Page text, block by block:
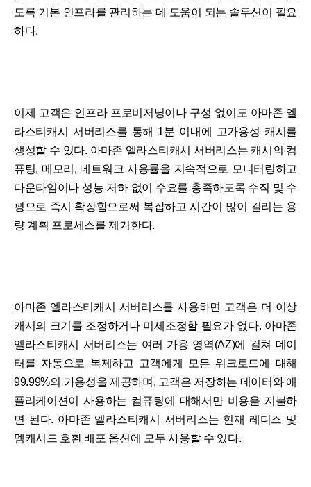
도록 기본 인프라를 관리하는 데 도움이 되는 솔루션이 필요
하다.
이제 고객은 인프라 프로비저닝이나 구성 없이도 아마존 엘
라스티캐시 서버리스를 통해 1분 이내에 고가용성 캐시를
생성할 수 있다. 아마존 엘라스티캐시 서버리스는 캐시의 컴
퓨팅, 메모리, 네트워크 사용률을 지속적으로 모니터링하고
다운타임이나 성능 저하 없이 수요를 충족하도록 수직 및 수
평으로 즉시 확장함으로써 복잡하고 시간이 많이 걸리는 용
량 계획 프로세스를 제거한다.
아마존 엘라스티캐시 서버리스를 사용하면 고객은 더 이상
캐시의 크기를 조정하거나 미세조정할 필요가 없다. 아마존
엘라스티캐시 서버리스는 여러 가용 영역(AZ)에 걸쳐 데이
터를 자동으로 복제하고 고객에게 모든 워크로드에 대해
99.99%의 가용성을 제공하며, 고객은 저장하는 데이터와 애
플리케이션이 사용하는 컴퓨팅에 대해서만 비용을 지불하
면 된다. 아마존 엘라스티캐시 서버리스는 현재 레디스 및
멤캐시드 호환 배포 옵션에 모두 사용할 수 있다.